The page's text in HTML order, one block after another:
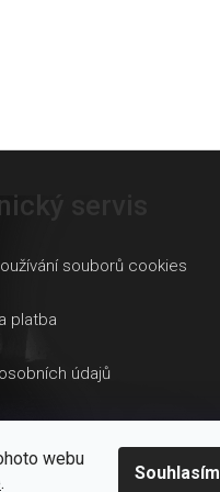
webu
. Souhlasím
servis
souborů cookies
platba
údajů
podmínky